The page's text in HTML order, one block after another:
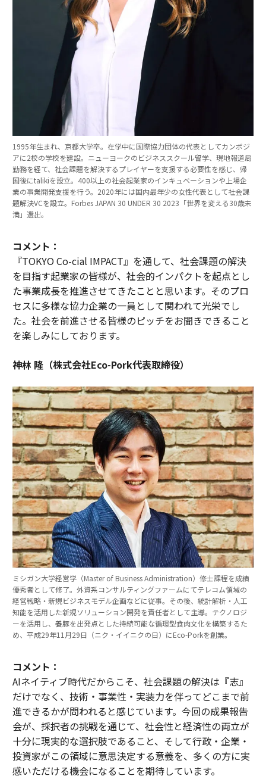
1995年生まれ、京都大学卒。在学中に国際協力団体の代表としてカンボジ
アに2校の学校を建設。ニューヨークのビジネススクール留学、現地報道局
勤務を経て、社会課題を解決するプレイヤーを支援する必要性を感じ、帰
国後にtalikiを設立。400以上の社会起業家のインキュベーションや上場企
業の事業開発支援を行う。2020年には国内最年少の女性代表として社会課
題解決VCを設立。Forbes JAPAN 30 UNDER 30 2023「世界を変える30歳未
満」選出。
コメント：
『TOKYO Co-cial IMPACT』を通して、社会課題の解決
を目指す起業家の皆様が、社会的インパクトを起点とし
た事業成長を推進させてきたことと思います。そのプロ
セスに多様な協力企業の一員として関われて光栄でし
た。社会を前進させる皆様のピッチをお聞きできること
を楽しみにしております。
神林 隆（株式会社Eco-Pork代表取締役）
ミシガン大学経営学（Master of Business Administration）修士課程を成績
優秀者として修了。外資系コンサルティングファームにてテレコム領域の
経営戦略・新規ビジネスモデル企画などに従事。その後、統計解析・人工
知能を活用した新規ソリューション開発を責任者として主導。テクノロジ
ーを活用し、養豚を出発点とした持続可能な循環型食肉文化を構築するた
め、平成29年11月29日（ニク・イイニクの日）にEco-Porkを創業。
コメント：
AIネイティブ時代だからこそ、社会課題の解決は『志』
だけでなく、技術・事業性・実装力を伴ってどこまで前
進できるかが問われると感じています。今回の成果報告
会が、採択者の挑戦を通じて、社会性と経済性の両立が
十分に現実的な選択肢であること、そして行政・企業・
投資家がこの領域に意思決定する意義を、多くの方に実
感いただける機会になることを期待しています。